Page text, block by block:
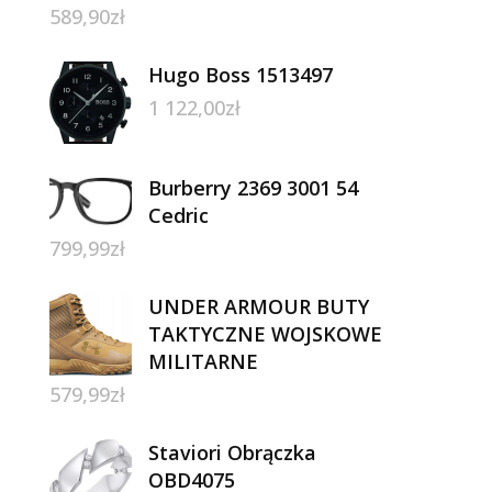
589,90zł
Hugo Boss 1513497
1 122,00zł
Burberry 2369 3001 54
Cedric
799,99zł
UNDER ARMOUR BUTY
TAKTYCZNE WOJSKOWE
MILITARNE
579,99zł
Staviori Obrączka
OBD4075